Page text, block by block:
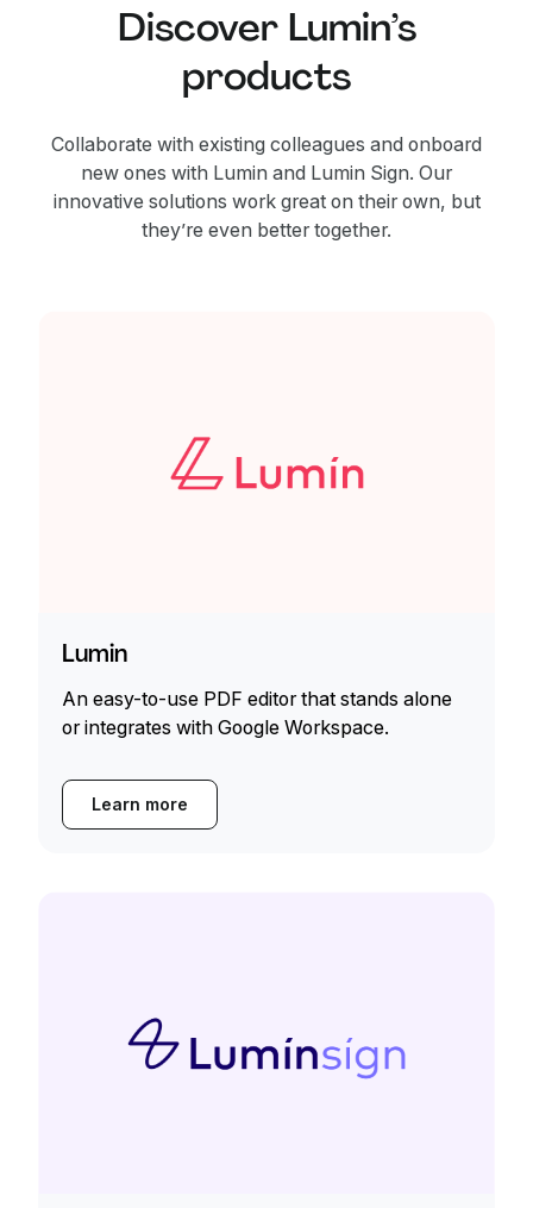
Discover Lumin’s
products
Collaborate with existing colleagues and onboard
new ones with Lumin and Lumin Sign. Our
innovative solutions work great on their own, but
they’re even better together.
Lumin
An easy-to-use PDF editor that stands alone
or integrates with Google Workspace.
Learn more